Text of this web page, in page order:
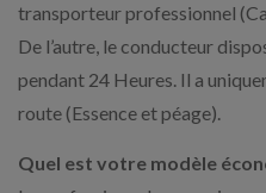
transporteur professionnel
De l’autre, le conducteur
pendant 24 Heures. Il a
route (Essence et péage).
Quel est votre modèle